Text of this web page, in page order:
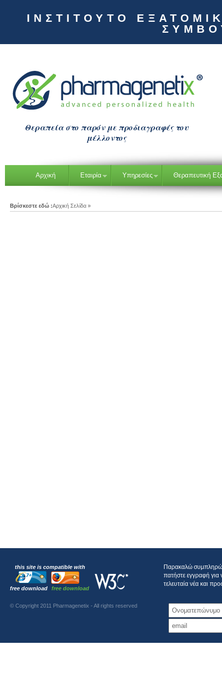
ΙΝΣΤΙΤΟΥΤΟ
Θεραπεία στο παρόν με προδιαγραφές του
μέλλοντος
Αρχική Εταιρία Υπηρεσίες Θεραπευτική
Βρίσκεστε εδώ :Αρχική Σελίδα »
this site is compatible with
free download free download
© Copyright 2011 Pharmagenetix - All rights reserved
Παρακαλώ
πατήστε εγγραφή
τελευταία νέα και